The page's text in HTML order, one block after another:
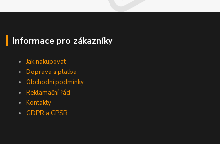
Informace pro zákazníky
Jak nakupovat
Doprava a platba
Obchodní podmínky
Reklamační řád
Kontakty
GDPR a GPSR